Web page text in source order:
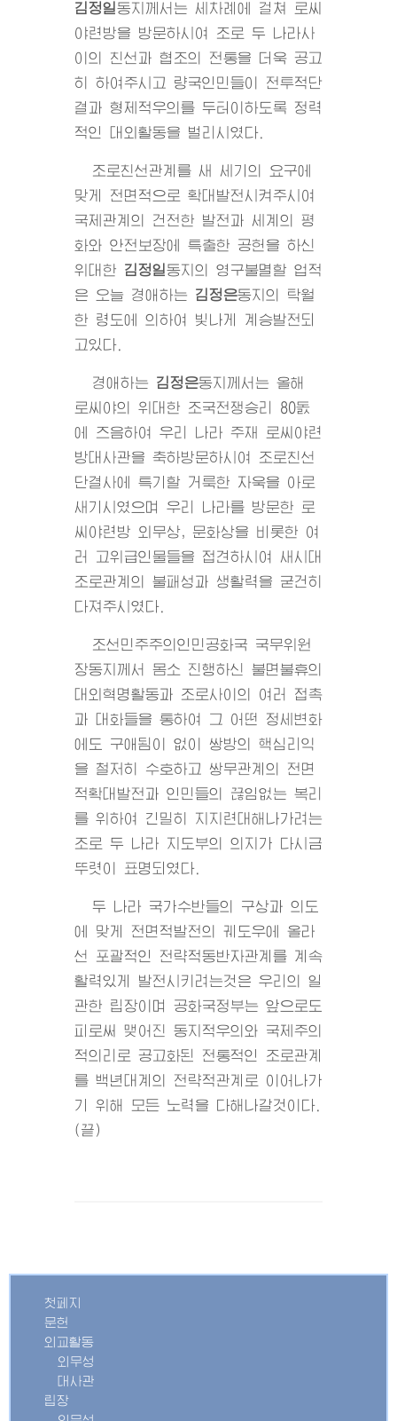
김정일동지 께서는 세차례에 걸쳐 로씨
야련방을 방문하시여 조로 두 나라사
이의 친선과 협조의 전통을 더욱 공고
히 하여주시고 량국인민들이 전투적단
결과 형제적우의를 두터이하도록 정력
적인 대외활동을 벌리시였다.
조로친선관계를 새 세기의 요구에
맞게 전면적으로 확대발전시켜주시여
국제관계의 건전한 발전과 세계의 평
화와 안전보장에 특출한 공헌을 하신
위대한 김정일동지 의 영구불멸할 업적
은 오늘 경애하는 김정은동지 의 탁월
한 령도에 의하여 빛나게 계승발전되
고있다.
경애하는 김정은동지 께서는 올해
로씨야의 위대한 조국전쟁승리 80돐
에 즈음하여 우리 나라 주재 로씨야련
방대사관을 축하방문하시여 조로친선
단결사에 특기할 거룩한 자욱을 아로
새기시였으며 우리 나라를 방문한 로
씨야련방 외무상, 문화상을 비롯한 여
러 고위급인물들을 접견하시여 새시대
조로관계의 불패성과 생활력을 굳건히
다져주시였다.
조선민주주의인민공화국 국무위원
장동지께서 몸소 진행하신 불면불휴의
대외혁명활동과 조로사이의 여러 접촉
과 대화들을 통하여 그 어떤 정세변화
에도 구애됨이 없이 쌍방의 핵심리익
을 철저히 수호하고 쌍무관계의 전면
적확대발전과 인민들의 끊임없는 복리
를 위하여 긴밀히 지지련대해나가려는
조로 두 나라 지도부의 의지가 다시금
뚜렷이 표명되였다.
두 나라 국가수반들의 구상과 의도
에 맞게 전면적발전의 궤도우에 올라
선 포괄적인 전략적동반자관계를 계속
활력있게 발전시키려는것은 우리의 일
관한 립장이며 공화국정부는 앞으로도
피로써 맺어진 동지적우의와 국제주의
적의리로 공고화된 전통적인 조로관계
를 백년대계의 전략적관계로 이어나가
기 위해 모든 노력을 다해나갈것이다.
(끝)
첫페지
문헌
외교활동
외무성
대사관
립장